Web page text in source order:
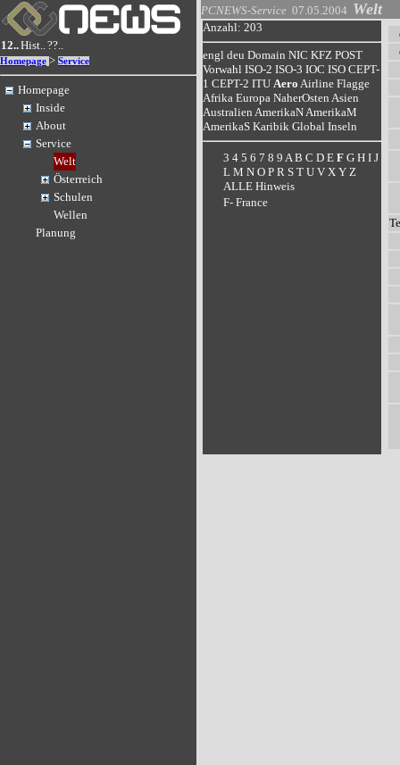
12..Hist..??..
Homepage > Service
Homepage
Inside
About
Service
Welt
Österreich
Schulen
Wellen
Planung
PCNEWS-Service 07.05.2004 Welt
Anzahl: 203
engl deu Domain NIC KFZ POST
Vorwahl ISO-2 ISO-3 IOC ISO CEPT-
1 CEPT-2 ITU Aero Airline Flagge
Afrika Europa NaherOsten Asien
Australien AmerikaNAmerikaM
AmerikaS Karibik Global Inseln
3 4 5 6 7 8 9 A B C D E F G H I J
L M N O P R S T U V X Y Z
ALLE Hinweis
F- France